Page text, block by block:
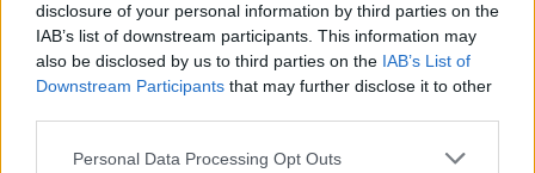
disclosure of your personal information by third parties on the
IAB’s list of downstream participants. This information may
also be disclosed by us to third parties on the IAB’s List of
Downstream Participants that may further disclose it to other
Please note that this website/app uses one or more Google
Personal Data Processing Opt Outs
Побољшање здравља црева
Макадамија ораси су одлични за здравље црева.
Пуни су влакана, што је добро за ваш систем за